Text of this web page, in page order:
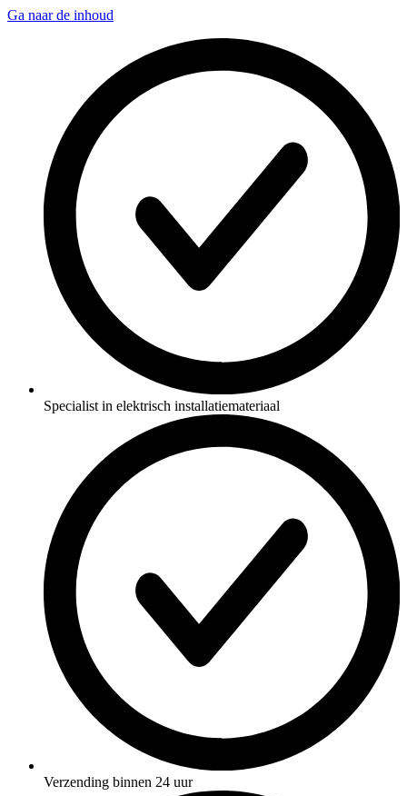
Ga naar de inhoud
Specialist in elektrisch installatiemateriaal
Verzending binnen 24 uur